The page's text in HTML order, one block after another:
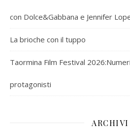
con Dolce&Gabbana e Jennifer
La brioche con il tuppo
Taormina Film Festival
protagonisti
ARCHIVI